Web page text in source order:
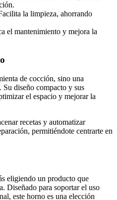
la limpieza, ahorrando
el mantenimiento y mejora la
de cocción, sino una
diseño compacto y sus
el espacio y mejorar la
recetas y automatizar
permitiéndote centrarte en
eligiendo un producto que
Diseñado para soportar el uso
este horno es una elección